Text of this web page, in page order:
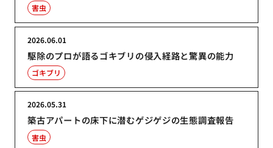
害虫
駆除のプロが語るゴキブリの侵入経路と驚異の能力
2026.06.01
ゴキブリ
築古アパートの床下に潜むゲジゲジの生態調査報告
2026.05.31
害虫